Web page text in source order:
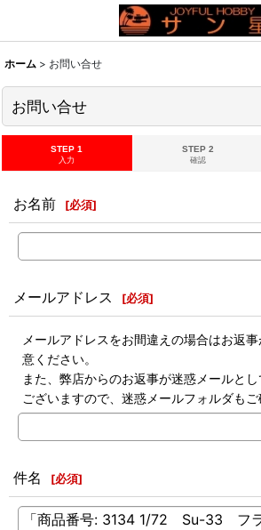
ホーム > お問い合せ
お問い合せ
STEP 1
入力
STEP 2
確認
お名前 [必須]
メールアドレス [必須]
メールアドレスをお間違えの場合はお返
意ください。
また、弊店からのお返事が迷惑メールと
ございますので、迷惑メールフォルダもご
件名 [必須]